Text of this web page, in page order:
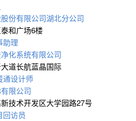
份有限公司湖北分公司
和广场6楼
助理
化系统有限公司
道长航蓝晶国际
通设计师
限公司
技术开发区大学园路27号
回访员